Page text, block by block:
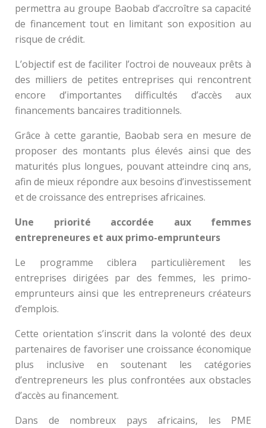
permettra au groupe Baobab d’accroître sa capacité
de financement tout en limitant son exposition au
risque de crédit.
L’objectif est de faciliter l’octroi de nouveaux prêts à
des milliers de petites entreprises qui rencontrent
encore d’importantes difficultés d’accès aux
financements bancaires traditionnels.
Grâce à cette garantie, Baobab sera en mesure de
proposer des montants plus élevés ainsi que des
maturités plus longues, pouvant atteindre cinq ans,
afin de mieux répondre aux besoins d’investissement
et de croissance des entreprises africaines.
Une priorité accordée aux femmes
entrepreneures et aux primo-emprunteurs
Le programme ciblera particulièrement les
entreprises dirigées par des femmes, les primo-
emprunteurs ainsi que les entrepreneurs créateurs
d’emplois.
Cette orientation s’inscrit dans la volonté des deux
partenaires de favoriser une croissance économique
plus inclusive en soutenant les catégories
d’entrepreneurs les plus confrontées aux obstacles
d’accès au financement.
Dans de nombreux pays africains, les PME